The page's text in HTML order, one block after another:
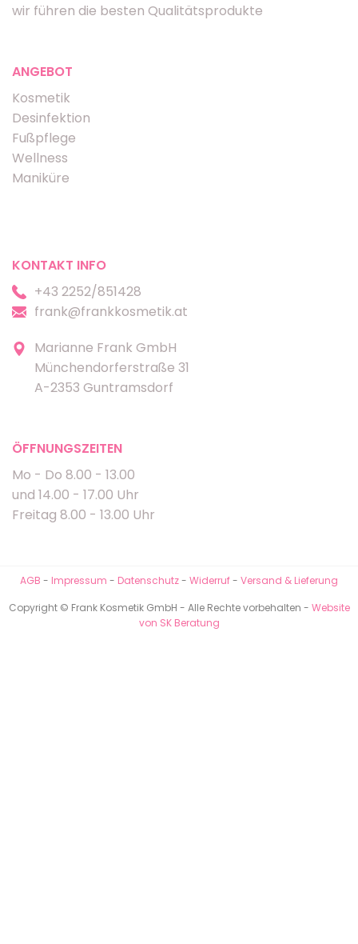
wir führen die besten Qualitätsprodukte
ANGEBOT
Kosmetik
Desinfektion
Fußpflege
Wellness
Maniküre
KONTAKT INFO
+43 2252/851428
frank@frankkosmetik.at
Marianne Frank GmbH
Münchendorferstraße 31
A-2353 Guntramsdorf
ÖFFNUNGSZEITEN
Mo - Do 8.00 - 13.00
und 14.00 - 17.00 Uhr
Freitag 8.00 - 13.00 Uhr
AGB - Impressum - Datenschutz- Widerruf- Versand & Lieferung
Copyright © Frank Kosmetik GmbH - Alle Rechte vorbehalten - Website
von SK Beratung